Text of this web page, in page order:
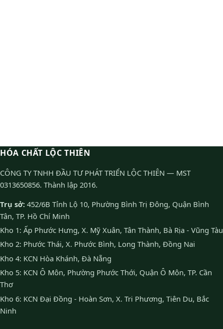
HÓA CHẤT LỘC THIÊN
CÔNG TY TNHH ĐẦU TƯ PHÁT TRIỂN LỘC THIÊN — MST
0313650856. Thành lập 2016.
Trụ sở: 452/6B Tỉnh Lộ 10, Phường Bình Trị Đông, Quận Bình
Tân, TP. Hồ Chí Minh
Kho 1: Ấp Phước Hưng, X. Mỹ Xuân, Tân Thành, Bà Rịa - Vũng Tàu
Kho 2: Phước Thái, X. Phước Bình, Long Thành, Đồng Nai
Kho 4: KCN Hòa Khánh, Đà Nẵng
Kho 5: KCN Ô Môn, Phường Phước Thới, Quận Ô Môn, TP. Cần
Thơ
Kho 6: KCN Đại Đồng - Hoàn Sơn, X. Tri Phương, Tiên Du, Bắc
Ninh